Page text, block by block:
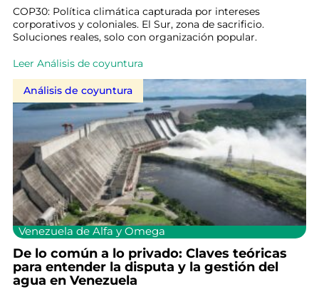
COP30: Política climática capturada por intereses
corporativos y coloniales. El Sur, zona de sacrificio.
Soluciones reales, solo con organización popular.
Leer Análisis de coyuntura
Análisis de coyuntura
Venezuela de Alfa y Omega
De lo común a lo privado: Claves teóricas
para entender la disputa y la gestión del
agua en Venezuela